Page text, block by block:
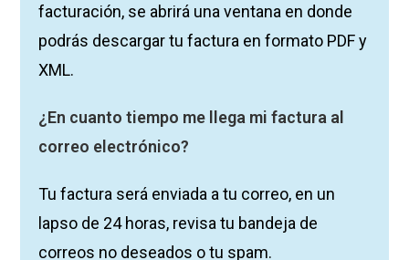
facturación, se abrirá una ventana en donde
podrás descargar tu factura en formato PDF y
XML.
¿En cuanto tiempo me llega mi factura al
correo electrónico?
Tu factura será enviada a tu correo, en un
lapso de 24 horas, revisa tu bandeja de
correos no deseados o tu spam.